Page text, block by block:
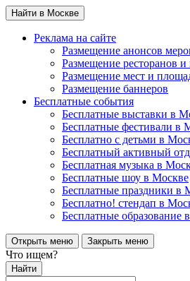
Найти в Москве
Реклама на сайте
Размещение анонсов
Размещение ресторанов и
Размещение мест и
Размещение баннеров
Бесплатные события
Бесплатные выставки в
Бесплатные фестивали в
Бесплатно с детьми в
Бесплатный активный
Бесплатная музыка в
Бесплатные шоу в Москве
Бесплатные праздники в
Бесплатно! стендап в
Бесплатные образование
Открыть меню Закрыть меню
Что ищем?
Найти